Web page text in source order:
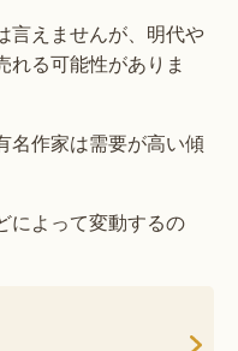
言えませんが、明代や
れる可能性がありま
名作家は需要が高い傾
によって変動するの